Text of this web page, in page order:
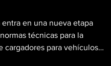
en una nueva etapa
técnicas para la
cargadores para vehículos